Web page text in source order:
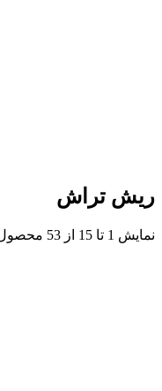
ریش تراش
نمایش 1 تا 15 از 53 محصول